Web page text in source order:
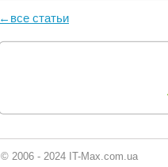
←все статьи
© 2006 - 2024 IT-Max.com.ua